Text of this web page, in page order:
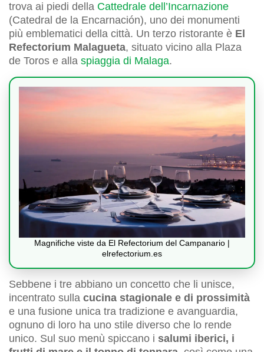
trova ai piedi della Cattedrale dell’Incarnazione
(Catedral de la Encarnación), uno dei monumenti
più emblematici della città. Un terzo ristorante è El
Refectorium Malagueta, situato vicino alla Plaza
de Toros e alla spiaggia di Malaga.
Magnifiche viste da El Refectorium del Campanario |
elrefectorium.es
Sebbene i tre abbiano un concetto che li unisce,
incentrato sulla cucina stagionale e di prossimità
e una fusione unica tra tradizione e avanguardia,
ognuno di loro ha uno stile diverso che lo rende
unico. Sul suo menù spiccano i salumi iberici, i